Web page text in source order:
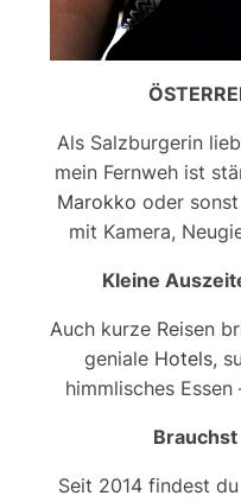
Als Salzburgerin
mein Fernweh ist
Marokko oder
mit Kamera,
Kleine
Auch kurze Reisen
geniale Hotels,
himmlisches Essen
Seit 2014 findest